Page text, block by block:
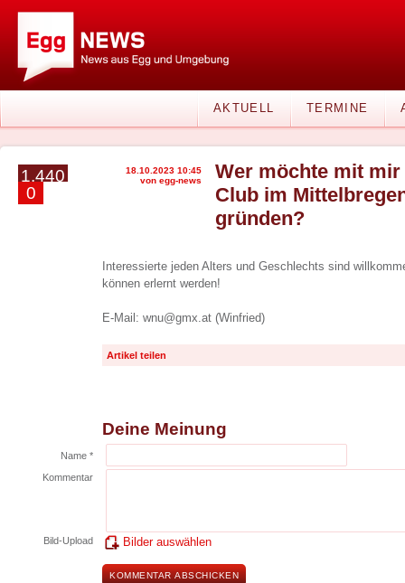
AKTUELL TERMINE
1.440
0
18.10.2023 10:45
von egg-news
Wer möchte mit
Club im
gründen?
Interessierte jeden Alters und Geschlechts sind
können erlernt werden!
E-Mail: wnu@gmx.at (Winfried)
Artikel teilen
Deine Meinung
Name *
Kommentar
Bild-Upload Bilder auswählen